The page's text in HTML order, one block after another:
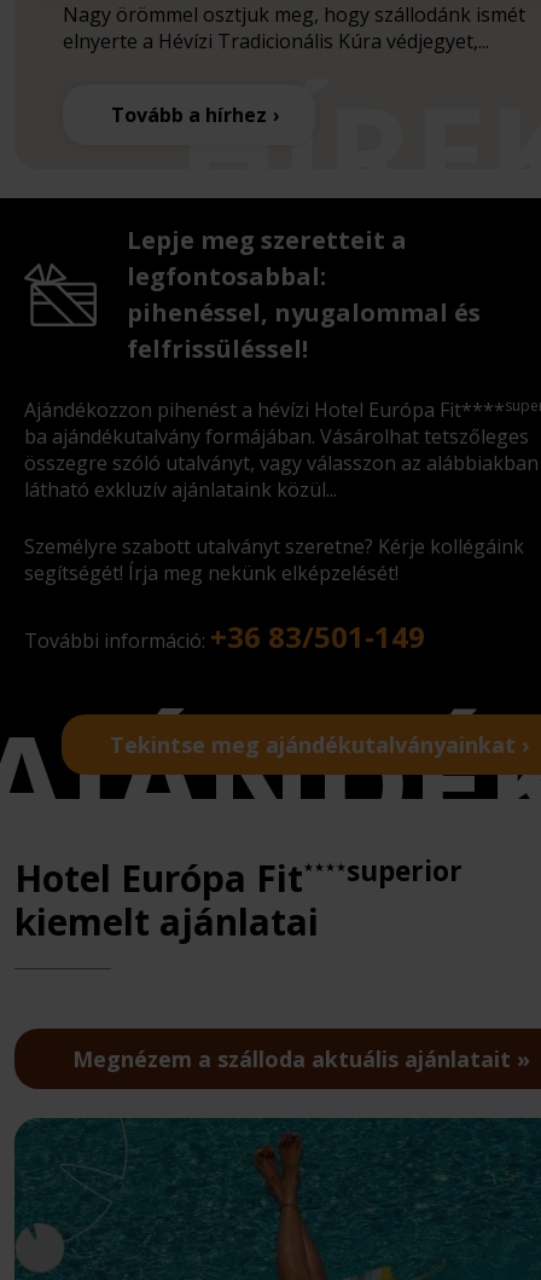
Nagy örömmel osztjuk meg, hogy szállodánk ismét
elnyerte a Hévízi Tradicionális Kúra védjegyet,...
Tovább a hírhez
Lepje meg szeretteit a
legfontosabbal:
pihenéssel, nyugalommal és
felfrissüléssel!
Ajándékozzon pihenést a hévízi Hotel Európa Fit****
ba ajándékutalvány formájában. Vásárolhat tetszőleges
összegre szóló utalványt, vagy válasszon az alábbiakban
látható exkluzív ajánlataink közül...
Személyre szabott utalványt szeretne? Kérje kollégáink
segítségét! Írja meg nekünk elképzelését!
További információ: +36 83/501-149
Tekintse meg ajándékutalványainkat ›
Hotel Európa Fit★★★★superior
kiemelt ajánlatai
Megnézem a szálloda aktuális ajánlatait